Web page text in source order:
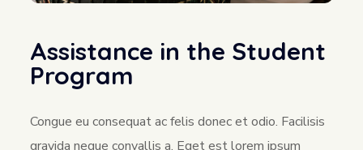
Assistance in the Student
Program
Congue eu consequat ac felis donec et odio. Facilisis
gravida neque convallis a. Eget est lorem ipsum